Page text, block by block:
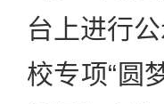
台上进行
校专项“圆